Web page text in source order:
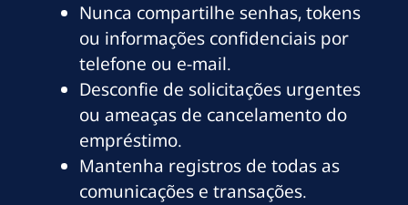
Nunca compartilhe senhas, tokens
ou informações confidenciais por
telefone ou e-mail.
Desconfie de solicitações urgentes
ou ameaças de cancelamento do
empréstimo.
Mantenha registros de todas as
comunicações e transações.